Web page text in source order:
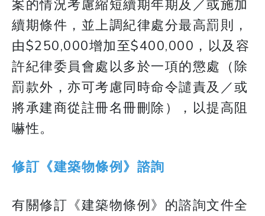
案的情況考慮縮短續期年期及／或施加
續期條件，並上調紀律處分最高罰則，
由$250,000增加至$400,000，以及容
許紀律委員會處以多於一項的懲處（除
罰款外，亦可考慮同時命令譴責及／或
將承建商從註冊名冊刪除），以提高阻
嚇性。
修訂《建築物條例》諮詢
有關修訂《建築物條例》的諮詢文件全